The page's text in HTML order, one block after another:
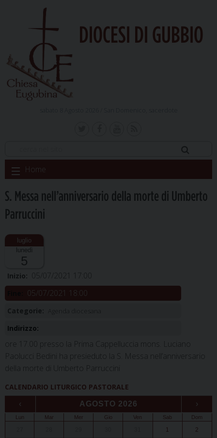
DIOCESI DI GUBBIO
Skip
to
Home
S. Messa nell’anniversario della morte di Umberto
Parruccini
lunedì
5
Inizio: 05/07/2021 17:00
05/07/2021 18:00
Categorie:
Indirizzo:
ore 17.00 presso la Prima Cappelluccia mons. Luciano
Paolucci Bedini ha presieduto la S. Messa nell’anniversario
della morte di Umberto Parruccini
CALENDARIO LITURGICO PASTORALE
‹ AGOSTO 2026 ›
Lun Mar Mer Gio Ven Sab Dom
1 2